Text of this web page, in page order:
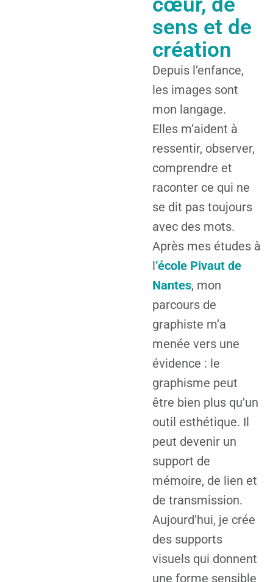
sens et de
création
Depuis l’enfance,
les images sont
mon langage.
Elles m’aident à
ressentir, observer,
comprendre et
raconter ce qui ne
se dit pas toujours
avec des mots.
Après mes études à
l’école Pivaut de
Nantes, mon
parcours de
graphiste m’a
menée vers une
évidence : le
graphisme peut
être bien plus qu’un
outil esthétique. Il
peut devenir un
support de
mémoire, de lien et
de transmission.
Aujourd’hui, je crée
des supports
visuels qui donnent
une forme sensible